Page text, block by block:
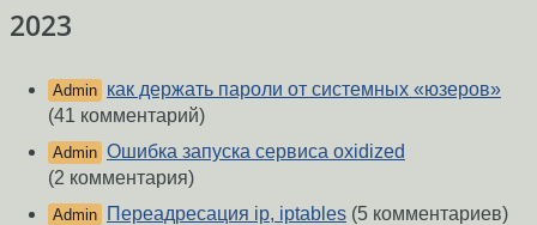
2023
Admin как держать пароли от системных «юзеров»
(41 комментарий)
Admin Ошибка запуска сервиса oxidized
(2 комментария)
Admin Переадресация ip, iptables (5 комментариев)